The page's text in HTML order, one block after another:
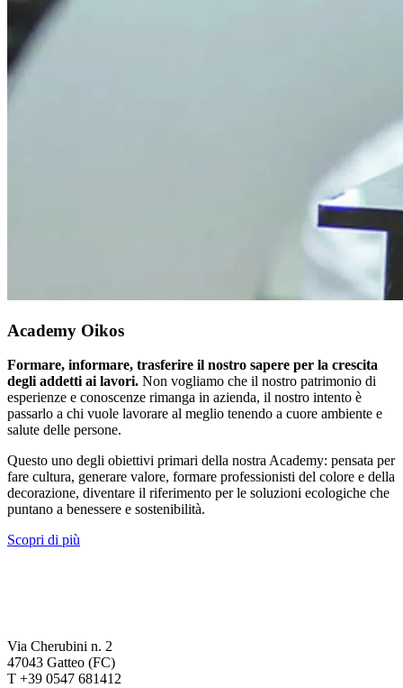
Academy Oikos
Formare, informare, trasferire il nostro sapere per la crescita
degli addetti ai lavori. Non vogliamo che il nostro patrimonio di
esperienze e conoscenze rimanga in azienda, il nostro intento è
passarlo a chi vuole lavorare al meglio tenendo a cuore ambiente e
salute delle persone.
Questo uno degli obiettivi primari della nostra Academy: pensata per
fare cultura, generare valore, formare professionisti del colore e della
decorazione, diventare il riferimento per le soluzioni ecologiche che
puntano a benessere e sostenibilità.
Scopri di più
Via Cherubini n. 2
47043 Gatteo (FC)
T +39 0547 681412